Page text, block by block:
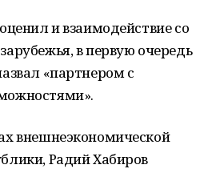
и взаимодействие со
в первую очередь
«партнером с
внешнеэкономической
Радий Хабиров